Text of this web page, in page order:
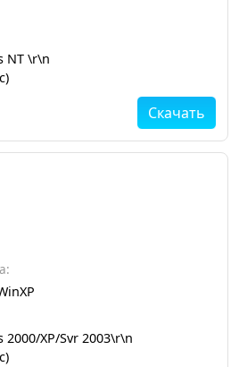
NT \r\n
Скачать
XP/Svr 2003\r\n